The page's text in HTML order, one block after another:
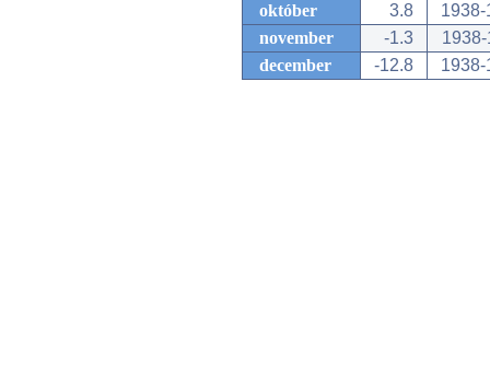
október
3.8
1938-
november
-1.3
december
-12.8 1938-